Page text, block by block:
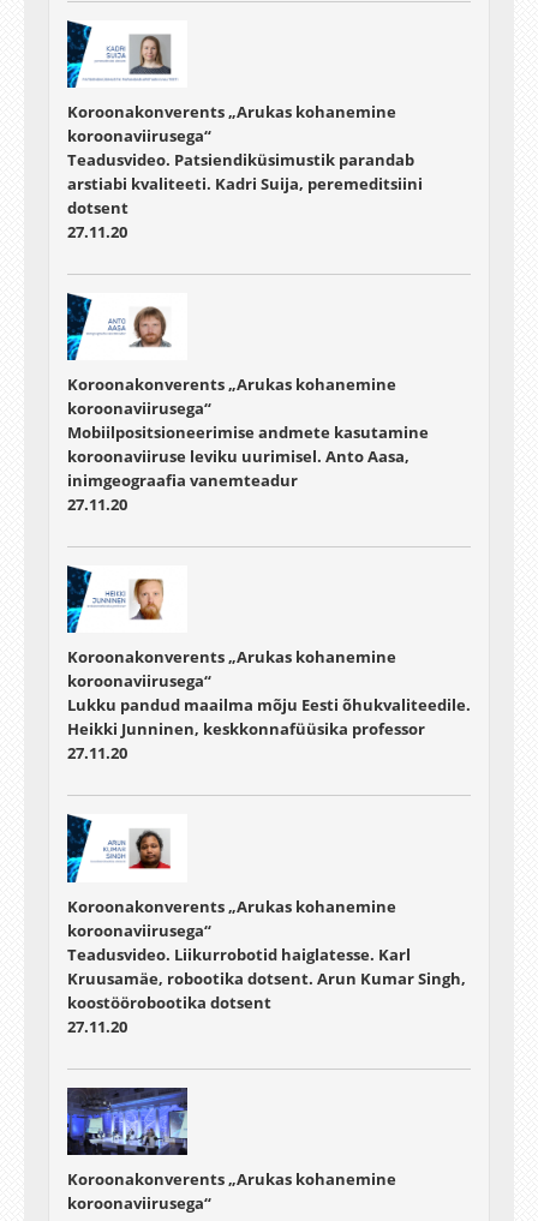
Koroonakonverents „Arukas kohanemine
koroonaviirusega“
Teadusvideo. Patsiendiküsimustik parandab
arstiabi kvaliteeti. Kadri Suija, peremeditsiini
dotsent
27.11.20
Koroonakonverents „Arukas kohanemine
koroonaviirusega“
Mobiilpositsioneerimise andmete kasutamine
koroonaviiruse leviku uurimisel. Anto Aasa,
inimgeograafia vanemteadur
27.11.20
Koroonakonverents „Arukas kohanemine
koroonaviirusega“
Lukku pandud maailma mõju Eesti õhukvaliteedile.
Heikki Junninen, keskkonnafüüsika professor
27.11.20
Koroonakonverents „Arukas kohanemine
koroonaviirusega“
Teadusvideo. Liikurrobotid haiglatesse. Karl
Kruusamäe, robootika dotsent. Arun Kumar Singh,
koostöörobootika dotsent
27.11.20
Koroonakonverents „Arukas kohanemine
koroonaviirusega“